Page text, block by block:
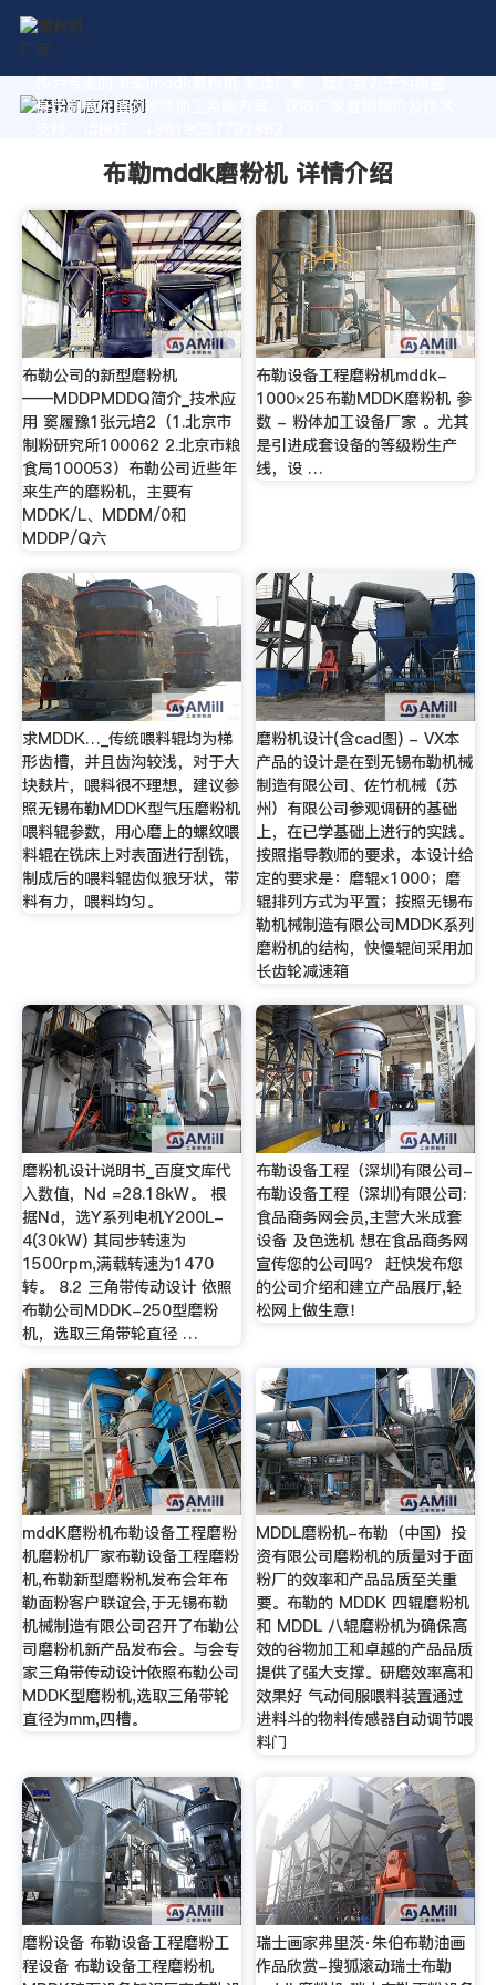
作为专业的 布勒mddk磨粉机 制造厂家，我们致力于为您量
身定制高价值的粉体加工系统方案。获取厂家直销报价及技术
布勒mddk磨粉机 详情介绍
布勒公司的新型磨粉机
――MDDPMDDQ简介_技术应
用 窦履豫1张元培2（1.北京市
制粉研究所100062 2.北京市粮
食局100053）布勒公司近些年
来生产的磨粉机，主要有
MDDK/L、MDDM/0和
MDDP/Q六
布勒设备工程磨粉机mddk-
1000×25布勒MDDK磨粉机 参
数 - 粉体加工设备厂家 。尤其
是引进成套设备的等级粉生产
线，设 …
求MDDK…_传统喂料辊均为梯
形齿槽，并且齿沟较浅，对于大
块麸片，喂料很不理想，建议参
照无锡布勒MDDK型气压磨粉机
喂料辊参数，用心磨上的螺纹喂
料辊在铣床上对表面进行刮铣，
制成后的喂料辊齿似狼牙状，带
料有力，喂料均匀。
磨粉机设计(含cad图) - VX本
产品的设计是在到无锡布勒机械
制造有限公司、佐竹机械（苏
州）有限公司参观调研的基础
上，在已学基础上进行的实践。
按照指导教师的要求，本设计给
定的要求是：磨辊×1000；磨
辊排列方式为平置；按照无锡布
勒机械制造有限公司MDDK系列
磨粉机的结构，快慢辊间采用加
长齿轮减速箱
磨粉机设计说明书_百度文库代
入数值，Nd =28.18kW。 根
据Nd，选Y系列电机Y200L-
4(30kW) 其同步转速为
1500rpm,满载转速为1470
转。 8.2 三角带传动设计 依照
布勒公司MDDK-250型磨粉
机，选取三角带轮直径 …
布勒设备工程（深圳)有限公司-
布勒设备工程（深圳)有限公司:
食品商务网会员,主营大米成套
设备 及色选机 想在食品商务网
宣传您的公司吗？ 赶快发布您
的公司介绍和建立产品展厅,轻
松网上做生意！
mddK磨粉机布勒设备工程磨粉
机磨粉机厂家布勒设备工程磨粉
机,布勒新型磨粉机发布会年布
勒面粉客户联谊会,于无锡布勒
机械制造有限公司召开了布勒公
司磨粉机新产品发布会。与会专
家三角带传动设计依照布勒公司
MDDK型磨粉机,选取三角带轮
直径为mm,四槽。
MDDL磨粉机-布勒（中国）投
资有限公司磨粉机的质量对于面
粉厂的效率和产品品质至关重
要。布勒的 MDDK 四辊磨粉机
和 MDDL 八辊磨粉机为确保高
效的谷物加工和卓越的产品品质
提供了强大支撑。研磨效率高和
效果好 气动伺服喂料装置通过
进料斗的物料传感器自动调节喂
料门
磨粉设备 布勒设备工程磨粉工
程设备 布勒设备工程磨粉机
瑞士画家弗里茨·朱伯布勒油画
作品欣赏-搜狐滚动瑞士布勒